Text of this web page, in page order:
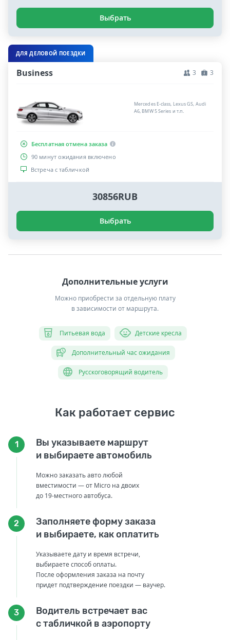
Выбрать
ДЛЯ ДЕЛОВОЙ ПОЕЗДКИ
Business 3 3
Mercedes E-class, Lexus GS, Audi
A6, BMW 5 Series и т.п.
Бесплатная отмена заказа
90 минут ожидания включено
Встреча с табличкой
30856RUB
Выбрать
Дополнительные услуги
Можно приобрести за отдельную плату
в зависимости от маршрута.
Питьевая вода Детские кресла
Дополнительный час ожидания
Русскоговорящий водитель
Как работает сервис
1
Вы указываете маршрут
и выбираете автомобиль
Можно заказать авто любой
вместимости — от Micro на двоих
до 19-местного автобуса.
2
Заполняете форму заказа
и выбираете, как оплатить
Указываете дату и время встречи,
выбираете способ оплаты.
После оформления заказа на почту
придет подтверждение поездки — ваучер.
3
Водитель встречает вас
с табличкой в аэропорту